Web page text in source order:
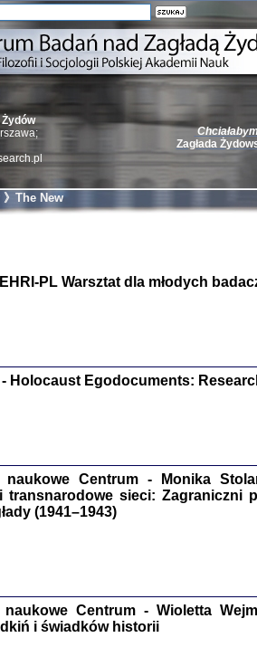
Zagłada
Natalia Aleksiun,
Deborah Dash
Turski, Laurence
oprac.
Warszawa
The New
PL Warsztat dla młodych
Holocaust Egodocuments:
naukowe Centrum - Monika
transnarodowe sieci: Zagraniczni
(1941–1943)
naukowe Centrum - Wioletta
i świadków historii